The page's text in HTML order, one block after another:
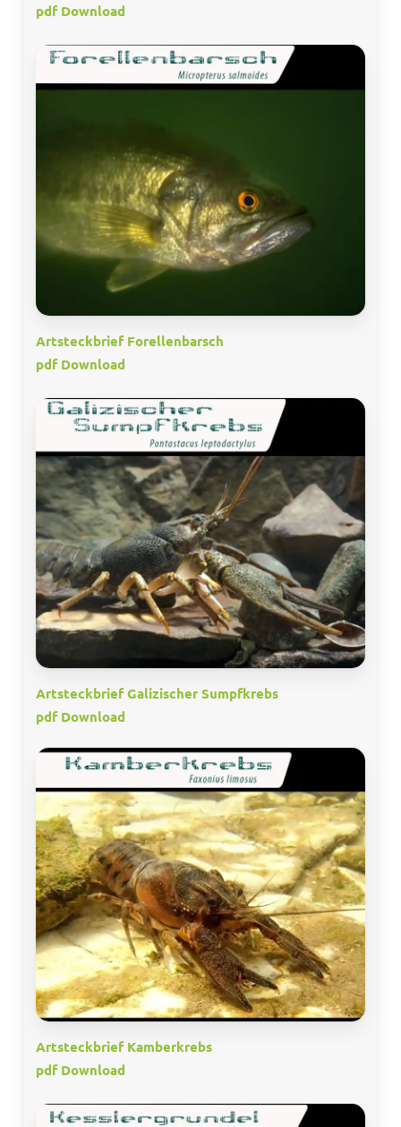
pdf Download
Artsteckbrief Forellenbarsch
pdf Download
Artsteckbrief Galizischer Sumpfkrebs
pdf Download
Artsteckbrief Kamberkrebs
pdf Download